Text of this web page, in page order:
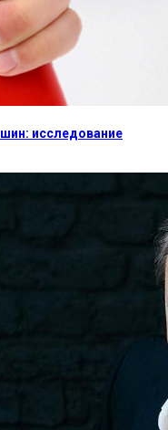
исследование